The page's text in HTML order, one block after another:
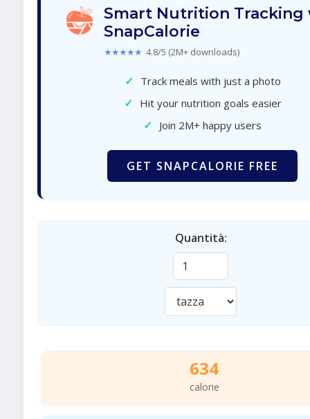
Smart Nutrition Tracking
SnapCalorie
★★★★★ 4.8/5 (2M+ downloads)
✓ Track meals with just a photo
✓ Hit your nutrition goals easier
✓ Join 2M+ happy users
GET SNAPCALORIE FREE
Quantità:
634
calorie